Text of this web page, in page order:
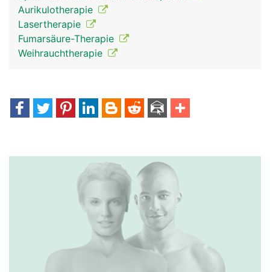
Aurikulotherapie
Lasertherapie
Fumarsäure-Therapie
Weihrauchtherapie